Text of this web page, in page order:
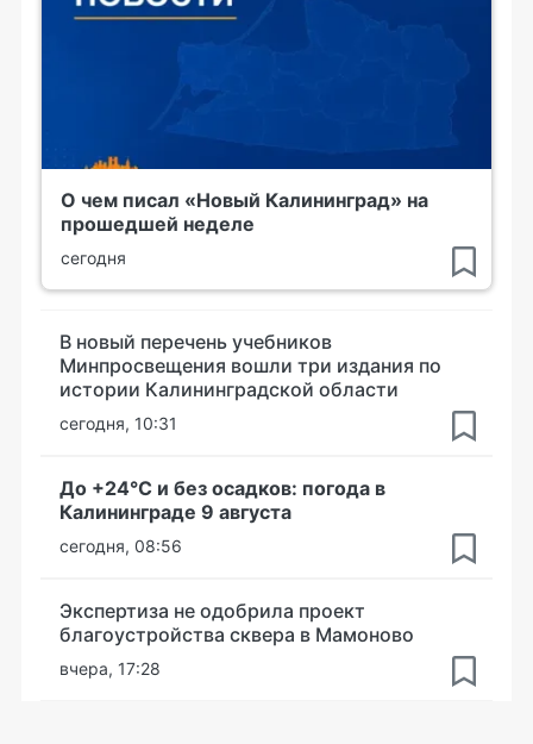
О чем писал «Новый Калининград» на
прошедшей неделе
сегодня
В новый перечень учебников
Минпросвещения вошли три издания по
истории Калининградской области
сегодня, 10:31
До +24°С и без осадков: погода в
Калининграде 9 августа
сегодня, 08:56
Экспертиза не одобрила проект
благоустройства сквера в Мамоново
вчера, 17:28